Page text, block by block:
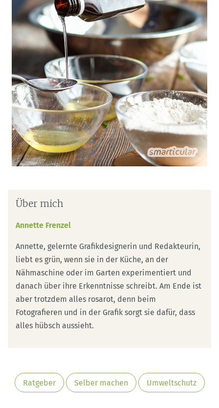
Über mich
Annette Frenzel
Annette, gelernte Grafikdesignerin und Redakteurin,
liebt es grün, wenn sie in der Küche, an der
Nähmaschine oder im Garten experimentiert und
danach über ihre Erkenntnisse schreibt. Am Ende ist
aber trotzdem alles rosarot, denn beim
Fotografieren und in der Grafik sorgt sie dafür, dass
alles hübsch aussieht.
Ratgeber Selber machen Umweltschutz